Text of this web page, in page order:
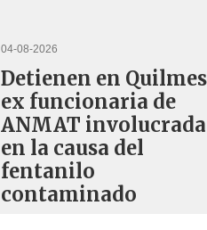
04-08-2026
Detienen en
ex funcionaria de
ANMAT involucrada
en la causa del
fentanilo
contaminado